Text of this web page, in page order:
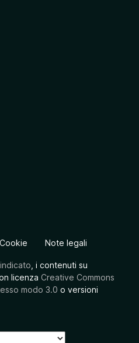
Cookie Note legali
indicato , i contenuti su
licenza Creative Commons
modo 3.0 o versioni